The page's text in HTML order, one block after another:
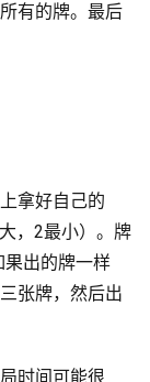
有的牌。最后
拿好自己的
，2最小）。牌
果出的牌一样
张牌，然后出
时间可能很